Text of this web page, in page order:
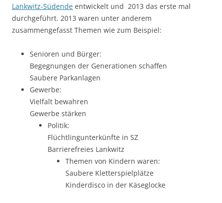
Lankwitz-Südende entwickelt und 2013 das erste mal
durchgeführt. 2013 waren unter anderem
zusammengefasst Themen wie zum Beispiel:
Senioren und Bürger:
Begegnungen der Generationen schaffen
Saubere Parkanlagen
Gewerbe:
Vielfalt bewahren
Gewerbe stärken
Politik:
Flüchtlingunterkünfte in SZ
Barrierefreies Lankwitz
Themen von Kindern waren:
Saubere Kletterspielplätze
Kinderdisco in der Käseglocke